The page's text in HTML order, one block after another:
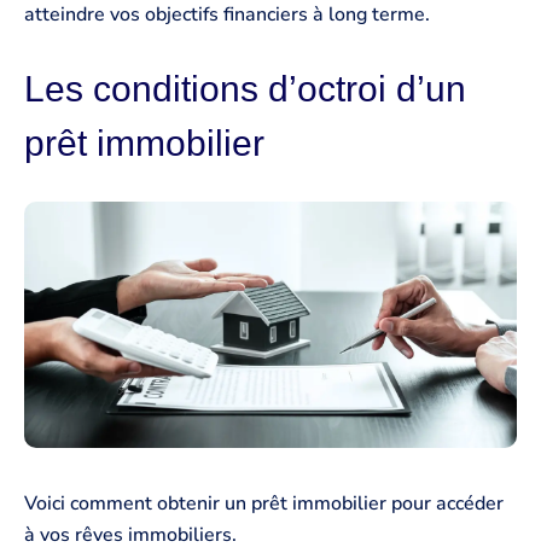
atteindre vos objectifs financiers à long terme.
Les conditions d’octroi d’un
prêt immobilier
Voici comment obtenir un prêt immobilier pour accéder
à vos rêves immobiliers.